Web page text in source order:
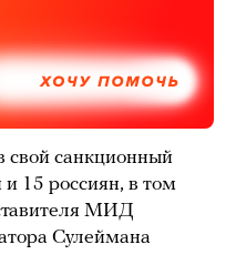
ХОЧУ ПОМОЧЬ
свой санкционный
и 15 россиян, в том
МИД
Сулеймана